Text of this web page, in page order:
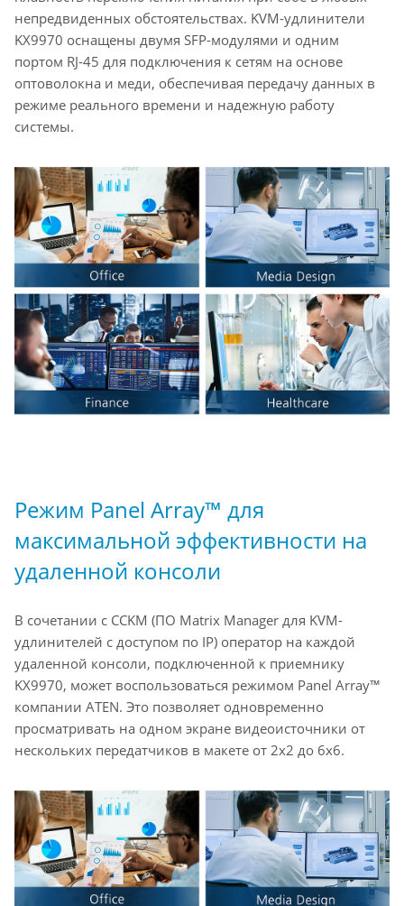
непредвиденных обстоятельствах. KVM-удлинители
KX9970 оснащены двумя SFP-модулями и одним
портом RJ-45 для подключения к сетям на основе
оптоволокна и меди, обеспечивая передачу данных в
режиме реального времени и надежную работу
системы.
Режим Panel Array™ для
максимальной эффективности на
удаленной консоли
В сочетании с CCKM (ПО Matrix Manager для KVM-
удлинителей с доступом по IP) оператор на каждой
удаленной консоли, подключенной к приемнику
KX9970, может воспользоваться режимом Panel Array™
компании ATEN. Это позволяет одновременно
просматривать на одном экране видеоисточники от
нескольких передатчиков в макете от 2x2 до 6x6.